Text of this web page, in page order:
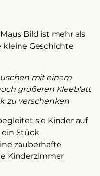
Bild ist mehr als
kleine Geschichte
mit einem
größeren Kleeblatt
zu verschenken
sie Kinder auf
Stück
zauberhafte
Kinderzimmer